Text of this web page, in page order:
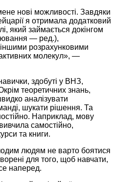
нові можливості. Завдяки
я отримала додатковий
який займається докінгом
— ред.),
розрахунковими
молекул», —
здобуті у ВНЗ,
теоретичних знань,
аналізувати
шукати рішення. Та
Наприклад, мову
самостійно,
та книги.
людям не варто боятися
для того, щоб навчати,
наперед.